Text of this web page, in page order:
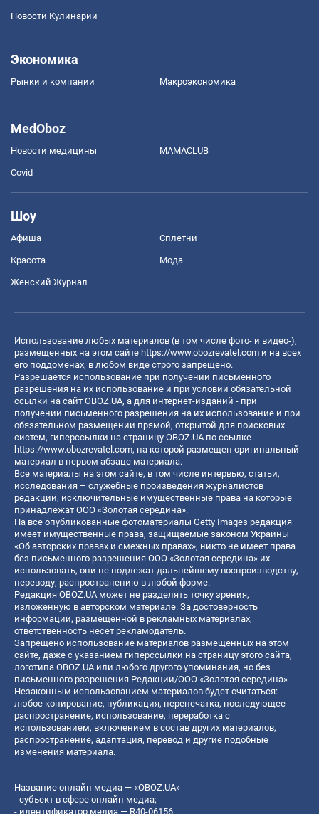
Новости Кулинарии
Экономика
Рынки и компании Mакроэкономика
MedOboz
Новости медицины MAMACLUB
Covid
Шоу
Афиша Сплетни
Красота Мода
Женский Журнал
Использование любых материалов (в том числе фото- и видео-),
размещенных на этом сайте https://www.obozrevatel.com и на всех
его поддоменах, в любом виде строго запрещено.
Разрешается использование при получении письменного
разрешения на их использование и при условии обязательной
ссылки на сайт OBOZ.UA, а для интернет-изданий - при
получении письменного разрешения на их использование и при
обязательном размещении прямой, открытой для поисковых
систем, гиперссылки на страницу OBOZ.UA по ссылке
https://www.obozrevatel.com, на которой размещен оригинальный
материал в первом абзаце материала.
Все материалы на этом сайте, в том числе интервью, статьи,
исследования – служебные произведения журналистов
редакции, исключительные имущественные права на которые
принадлежат ООО «Золотая середина».
На все опубликованные фотоматериалы Getty Images редакция
имеет имущественные права, защищаемые законом Украины
«Об авторских правах и смежных правах», никто не имеет права
без письменного разрешения ООО «Золотая середина» их
использовать, они не подлежат дальнейшему воспроизводству,
переводу, распространению в любой форме.
Редакция OBOZ.UA может не разделять точку зрения,
изложенную в авторском материале. За достоверность
информации, размещенной в рекламных материалах,
ответственность несет рекламодатель.
Запрещено использование материалов размещенных на этом
сайте, даже с указанием гиперссылки на страницу этого сайта,
логотипа OBOZ.UA или любого другого упоминания, но без
письменного разрешения Редакции/ООО «Золотая середина»
Незаконным использованием материалов будет считаться:
любое копирование, публикация, перепечатка, последующее
распространение, использование, переработка с
использованием, включением в состав других материалов,
распространение, адаптация, перевод и другие подобные
изменения материала.
Название онлайн медиа — «OBOZ.UA»
- субъект в сфере онлайн медиа;
- идентификатор медиа — R40-06156;